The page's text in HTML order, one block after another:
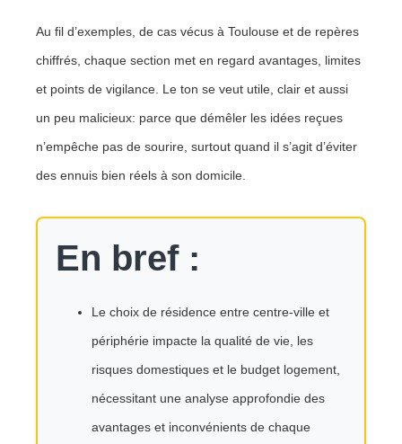
Au fil d’exemples, de cas vécus à Toulouse et de repères
chiffrés, chaque section met en regard avantages, limites
et points de vigilance. Le ton se veut utile, clair et aussi
un peu malicieux: parce que démêler les idées reçues
n’empêche pas de sourire, surtout quand il s’agit d’éviter
des ennuis bien réels à son domicile.
En bref :
Le choix de résidence entre centre-ville et
périphérie impacte la qualité de vie, les
risques domestiques et le budget logement,
nécessitant une analyse approfondie des
avantages et inconvénients de chaque